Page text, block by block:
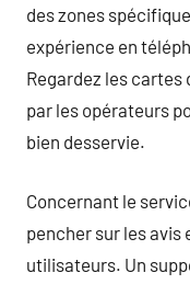
des zones
expérience en
Regardez les
par les opérateurs
bien desservie.
Concernant le
pencher sur les avis
utilisateurs. Un